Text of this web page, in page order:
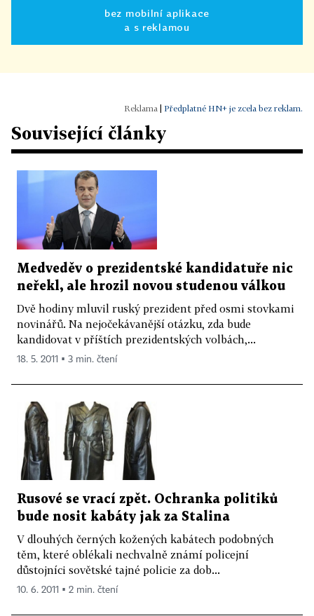
bez mobilní aplikace
a s reklamou
Předplatné HN+ je zcela bez reklam.
Související články
Medveděv o prezidentské kandidatuře nic
neřekl, ale hrozil novou studenou válkou
Dvě hodiny mluvil ruský prezident před osmi stovkami
novinářů. Na nejočekávanější otázku, zda bude
kandidovat v příštích prezidentských volbách,...
18. 5. 2011 ▪ 3 min. čtení
Rusové se vrací zpět. Ochranka politiků
bude nosit kabáty jak za Stalina
V dlouhých černých kožených kabátech podobných
těm, které oblékali nechvalně známí policejní
důstojníci sovětské tajné policie za dob...
10. 6. 2011 ▪ 2 min. čtení